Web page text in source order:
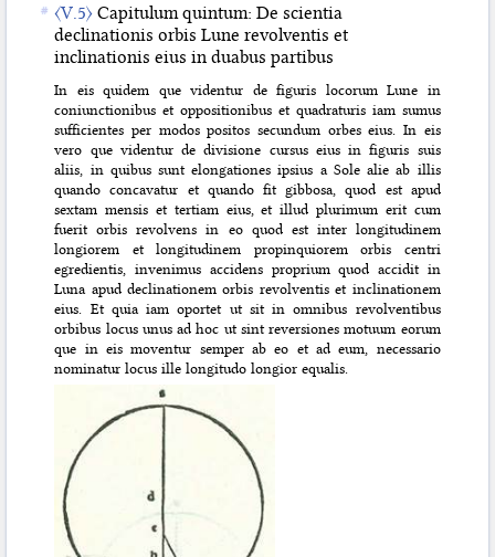
〈V.5〉 Capitulum quintum: De scientia
declinationis orbis Lune revolventis et
inclinationis eius in duabus partibus
In eis quidem que videntur de figuris locorum Lune in
coniunctionibus et oppositionibus et quadraturis iam sumus
sufficientes per modos positos secundum orbes eius. In eis
vero que videntur de divisione cursus eius in figuris suis
aliis, in quibus sunt elongationes ipsius a Sole alie ab illis
quando concavatur et quando fit gibbosa, quod est apud
sextam mensis et tertiam eius, et illud plurimum erit cum
fuerit orbis revolvens in eo quod est inter longitudinem
longiorem et longitudinem propinquiorem orbis centri
egredientis, invenimus accidens proprium quod accidit in
Luna apud declinationem orbis revolventis et inclinationem
eius. Et quia iam oportet ut sit in omnibus revolventibus
orbibus locus unus ad hoc ut sint reversiones motuum eorum
que in eis moventur semper ab eo et ad eum, necessario
nominatur locus ille longitudo longior equalis.